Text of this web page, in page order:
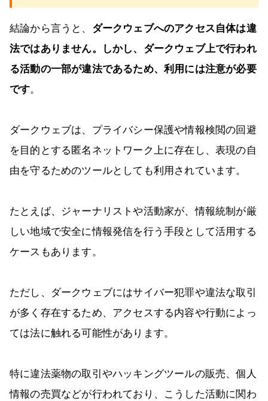
結論から言うと、 ダークウェブへのアクセス自体は違
法ではありません。しかし、ダークウェブ上で行われ
る活動の一部が違法であるため、利用には注意が必要
です。
ダークウェブは、プライバシー保護や情報検閲の回避
を目的とする匿名ネットワーク上に存在し、表現の自
由を守るためのツールとしても利用されています。
たとえば、ジャーナリストや活動家が、情報統制が厳
しい地域で安全に情報発信を行う手段として活用する
ケースもあります。
ただし、ダークウェブにはサイバー犯罪や違法な取引
が多く存在するため、アクセスする内容や行動によっ
ては法に触れる可能性があります。
特に違法薬物の取引やハッキングツールの販売、個人
情報の売買などが行われており、こうした活動に関わ